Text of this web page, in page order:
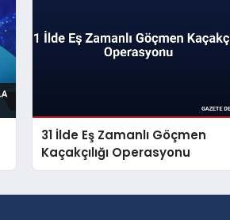
31 İlde Eş Zamanlı Göçmen
Kaçakçılığı Operasyonu